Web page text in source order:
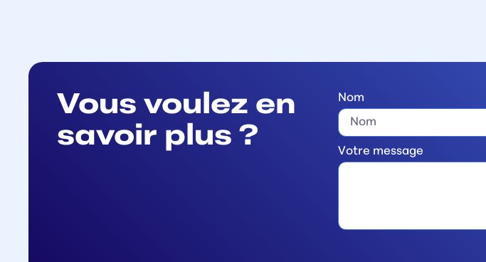
Vous voulez en
savoir plus ?
Nom
Votre message